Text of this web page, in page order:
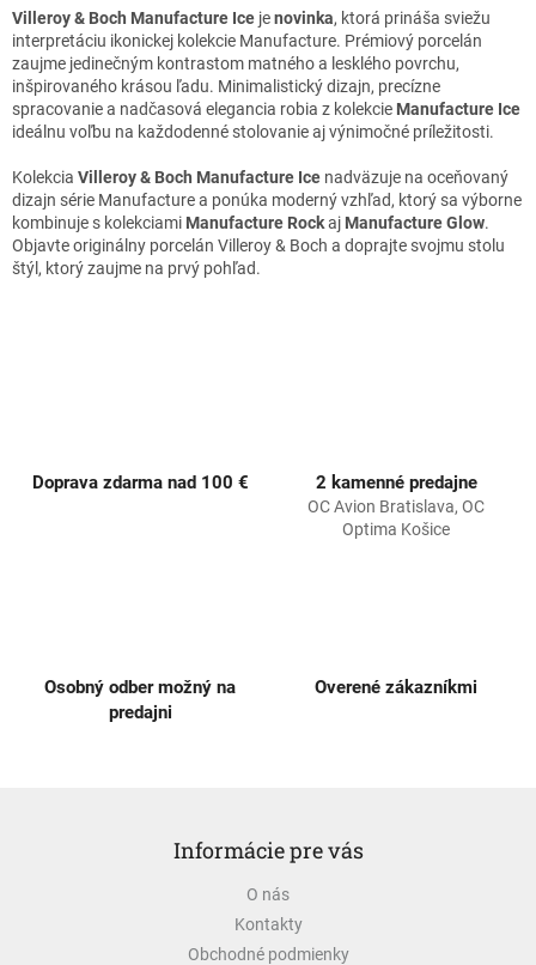
a
c
i
e
p
r
k
y
v
ý
Villeroy & Boch Manufacture Ice jenovinka, ktorá prináša sviežu
interpretáciu ikonickej kolekcie Manufacture. Prémiový porcelán
zaujme jedinečným kontrastom matného a lesklého povrchu,
inšpirovaného krásou ľadu. Minimalistický dizajn, precízne
spracovanie a nadčasová elegancia robia z kolekcie Manufacture Ice
ideálnu voľbu na každodenné stolovanie aj výnimočné príležitosti.
Kolekcia Villeroy & Boch Manufacture Ice nadväzuje na oceňovaný
dizajn série Manufacture a ponúka moderný vzhľad, ktorý sa výborne
kombinuje s kolekciami Manufacture Rockaj Manufacture Glow.
Objavte originálny porcelán Villeroy & Boch a doprajte svojmu stolu
štýl, ktorý zaujme na prvý pohľad.
Doprava zdarma nad 100 € 2 kamenné predajne
OC Avion Bratislava, OC
Optima Košice
Osobný odber možný na
predajni
Overené zákazníkmi
Informácie pre vás
O nás
Kontakty
Obchodné podmienky